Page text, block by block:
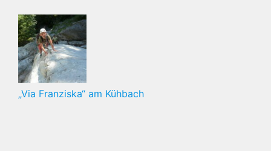
„Via Franziska“ am Kühbach